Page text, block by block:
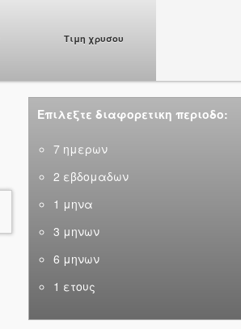
Τιμη χρυσου
Επιλεξτε διαφορετικη περιοδο:
7 ημερων
2 εβδομαδων
1 μηνα
3 μηνων
6 μηνων
1 ετους